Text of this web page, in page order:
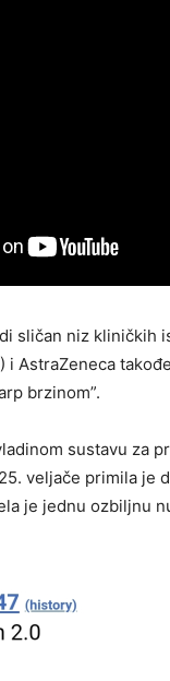
sličan niz kliničkih
i AstraZeneca
brzinom”.
sustavu za
veljače primila je
je jednu ozbiljnu